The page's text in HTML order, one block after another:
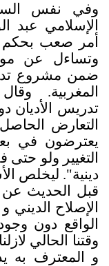
وفي نفس
الإسلامي عبد
أمر صعب بحكم
وتساءل عن
ضمن مشروع
المغربية.
تدريس
التعارض
يعترضون في
التغيير ولو حتى
دينية". ليخلص
قبل الحديث
الإصلاح
الواقع دون
وقتنا الحالي
و المعترف به